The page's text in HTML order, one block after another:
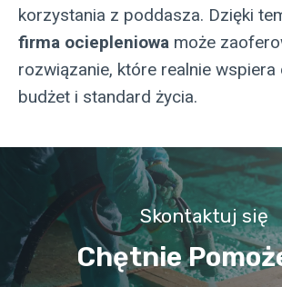
korzystania z poddasza. Dzięki
firma ociepleniowa może
rozwiązanie, które realnie
budżet i standard życia.
Skontaktuj się
Chętnie